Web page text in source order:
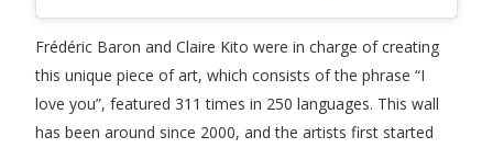
Frédéric Baron and Claire Kito were in charge of creating
this unique piece of art, which consists of the phrase “I
love you”, featured 311 times in 250 languages. This wall
has been around since 2000, and the artists first started